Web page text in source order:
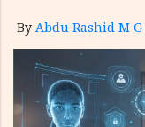
By Abdu Rashid M G